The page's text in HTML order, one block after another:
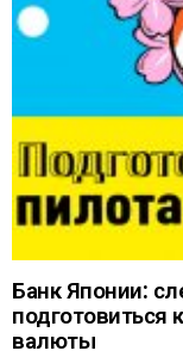
Банк Японии:
подготовиться
валюты